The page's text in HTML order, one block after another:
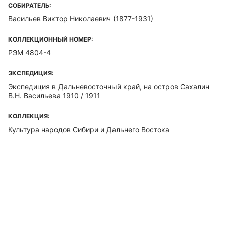
СОБИРАТЕЛЬ:
Васильев Виктор Николаевич (1877-1931)
КОЛЛЕКЦИОННЫЙ НОМЕР:
РЭМ 4804-4
ЭКСПЕДИЦИЯ:
Экспедиция в Дальневосточный край, на остров Сахалин
В.Н. Васильева 1910 / 1911
КОЛЛЕКЦИЯ:
Культура народов Сибири и Дальнего Востока